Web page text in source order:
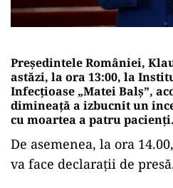
Președintele României,
astăzi, la ora 13:00, la
Infecțioase „Matei Balș”,
dimineață a izbucnit un
cu moartea a patru pacienți.
De asemenea, la ora
va face declarații de